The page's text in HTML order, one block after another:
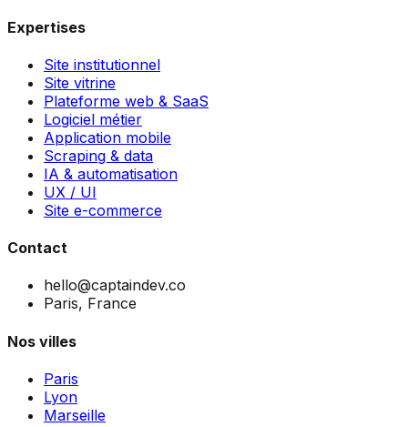
Expertises
Site institutionnel
Site vitrine
Plateforme web & SaaS
Logiciel métier
Application mobile
Scraping & data
IA & automatisation
UX / UI
Site e-commerce
Contact
hello@captaindev.co
Paris, France
Nos villes
Paris
Lyon
Marseille